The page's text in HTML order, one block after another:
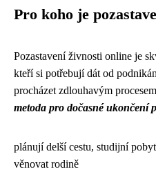
Pro koho je
Pozastavení živnosti online je
kteří si potřebují dát od
procházet zdlouhavým
metoda pro dočasné ukončení
plánují delší cestu, studijní
věnovat rodině